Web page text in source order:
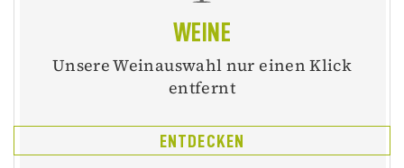
WEINE
Unsere Weinauswahl nur einen Klick
entfernt
ENTDECKEN